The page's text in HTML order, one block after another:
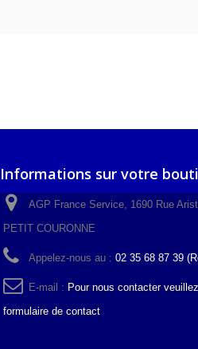
Informations sur votre
AGP France Service, 1690 Rue
PETIT COURONNE
Appelez-nous au : 02 35 68 87 39
E-mail : Pour nous contacter
formulaire de contact